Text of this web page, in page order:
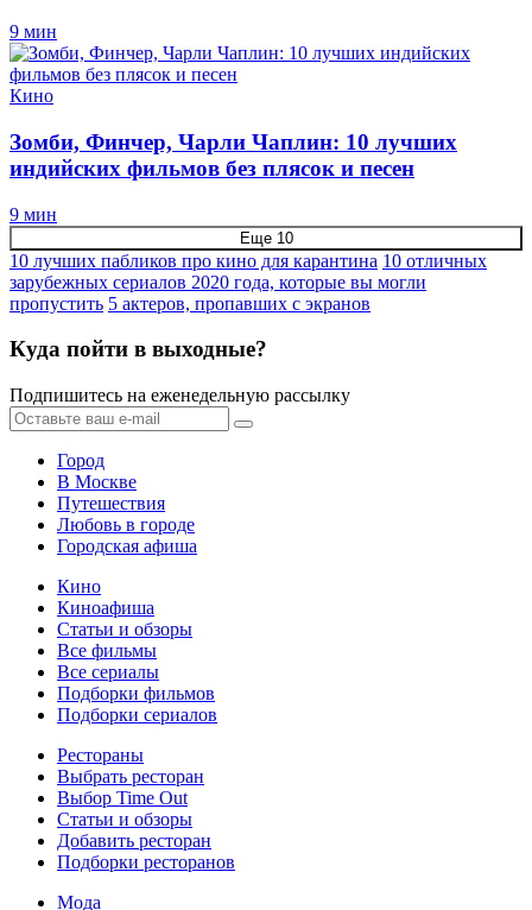
9 мин
Кино
Зомби, Финчер, Чарли Чаплин: 10 лучших
индийских фильмов без плясок и песен
9 мин
Еще 10
10 лучших пабликов про кино для карантина 10 отличных
зарубежных сериалов 2020 года, которые вы могли
пропустить 5 актеров, пропавших с экранов
Куда пойти в выходные?
Подпишитесь на еженедельную рассылку
Город
В Москве
Путешествия
Любовь в городе
Городская афиша
Кино
Киноафиша
Статьи и обзоры
Все фильмы
Все сериалы
Подборки фильмов
Подборки сериалов
Рестораны
Выбрать ресторан
Выбор Time Out
Статьи и обзоры
Добавить ресторан
Подборки ресторанов
Мода